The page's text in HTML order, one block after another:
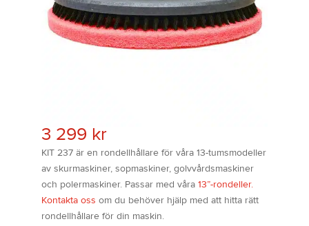
3 299 kr
KIT 237 är en rondellhållare för våra 13-tumsmodeller
av skurmaskiner, sopmaskiner, golvvårdsmaskiner
och polermaskiner. Passar med våra 13”-rondeller.
Kontakta oss om du behöver hjälp med att hitta rätt
rondellhållare för din maskin.